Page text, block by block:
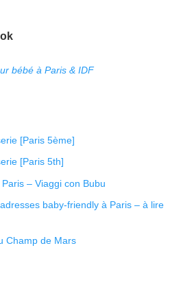
bébé à Paris & IDF
[Paris 5ème]
[Paris 5th]
– Viaggi con Bubu
baby-friendly à Paris – à lire
Champ de Mars